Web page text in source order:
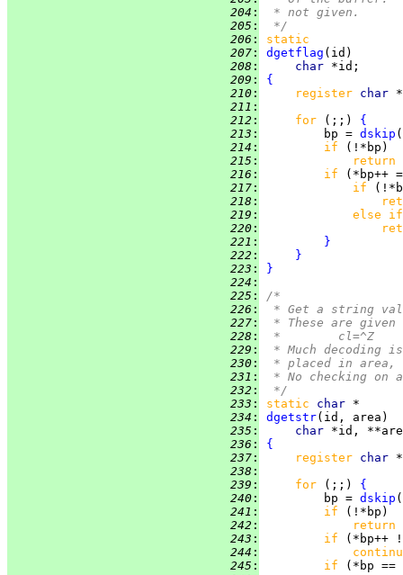
204 :
* not given.
205 :
*/
206 :
static
207 : dgetflag
208 : char
209 :
{
210 : register char
211 :
212 : for (;;) {
213 :
         bp =
dskip
214 : if
215 :
return
216 : if
(*bp++
217 : if
218 :
219 :
else
220 :
221 :
}
222 :
}
223 :
}
224 :
225 :
/*
226 :
* Get a string
227 :
* These are given
228 :
*	cl=^Z
229 :
* Much decoding
230 :
* placed in area,
231 :
* No checking on
232 :
*/
233 : static char
234 : dgetstr
235 :
char
236 :
{
237 : register char
238 :
239 : for (;;) {
240 :
         bp =
dskip
241 : if
242 :
return
243 : if
(*bp++
244 :
245 : if
(*bp ==